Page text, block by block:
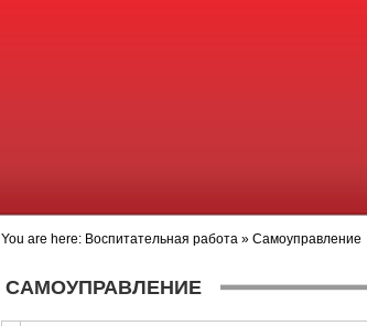
You are here: Воспитательная работа » Самоуправление
САМОУПРАВЛЕНИЕ